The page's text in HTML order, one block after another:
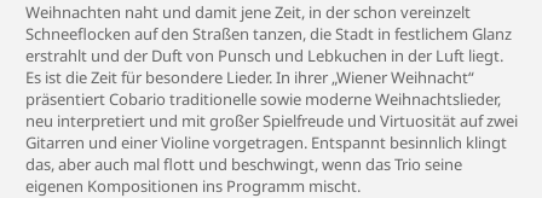
Weihnachten naht und damit jene Zeit, in der schon vereinzelt
Schneeflocken auf den Straßen tanzen, die Stadt in festlichem Glanz
erstrahlt und der Duft von Punsch und Lebkuchen in der Luft liegt.
Es ist die Zeit für besondere Lieder. In ihrer „Wiener Weihnacht“
präsentiert Cobario traditionelle sowie moderne Weihnachtslieder,
neu interpretiert und mit großer Spielfreude und Virtuosität auf zwei
Gitarren und einer Violine vorgetragen. Entspannt besinnlich klingt
das, aber auch mal flott und beschwingt, wenn das Trio seine
eigenen Kompositionen ins Programm mischt.